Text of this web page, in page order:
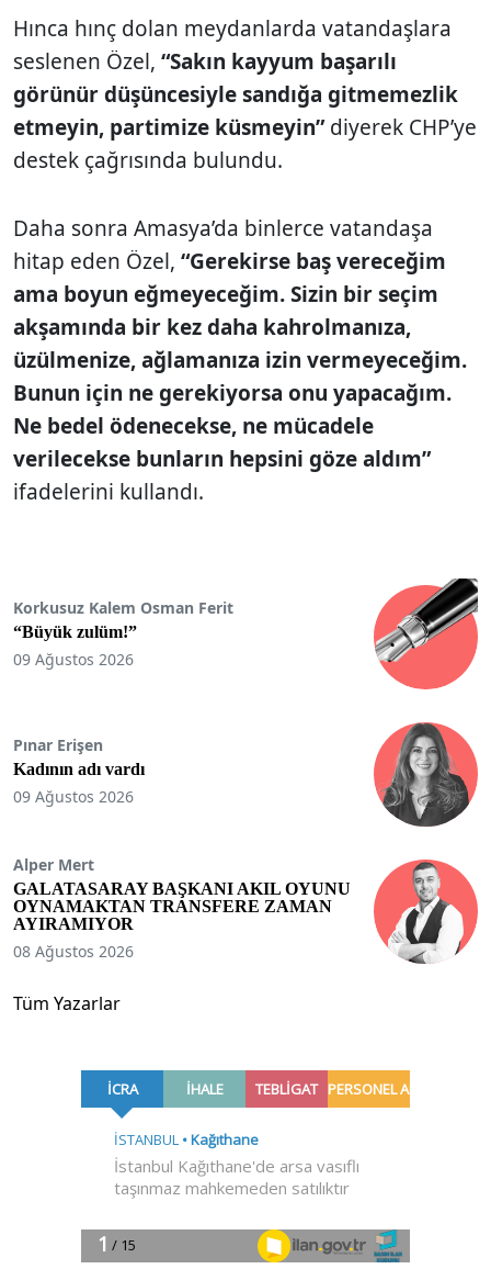
Hınca hınç dolan meydanlarda vatandaşlara
seslenen Özel, “Sakın kayyum başarılı
görünür düşüncesiyle sandığa gitmemezlik
etmeyin, partimize küsmeyin”diyerek CHP’ye
destek çağrısında bulundu.
Daha sonra Amasya’da binlerce vatandaşa
hitap eden Özel, “Gerekirse baş vereceğim
ama boyun eğmeyeceğim. Sizin bir seçim
akşamında bir kez daha kahrolmanıza,
üzülmenize, ağlamanıza izin vermeyeceğim.
Bunun için ne gerekiyorsa onu yapacağım.
Ne bedel ödenecekse, ne mücadele
verilecekse bunların hepsini göze aldım”
ifadelerini kullandı.
Korkusuz Kalem Osman Ferit
“Büyük zulüm!”
09 Ağustos 2026
Pınar Erişen
Kadının adı vardı
09 Ağustos 2026
Alper Mert
GALATASARAY BAŞKANI AKIL OYUNU
OYNAMAKTAN TRANSFERE ZAMAN
AYIRAMIYOR
08 Ağustos 2026
Tüm Yazarlar